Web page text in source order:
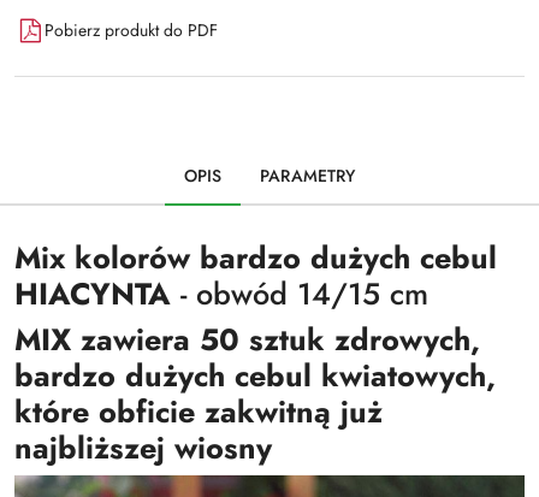
Pobierz produkt do PDF
OPIS PARAMETRY
Mix kolorów bardzo dużych cebul
HIACYNTA - obwód 14/15 cm
MIX zawiera 50 sztuk zdrowych,
bardzo dużych cebul kwiatowych,
które obficie zakwitną już
najbliższej wiosny